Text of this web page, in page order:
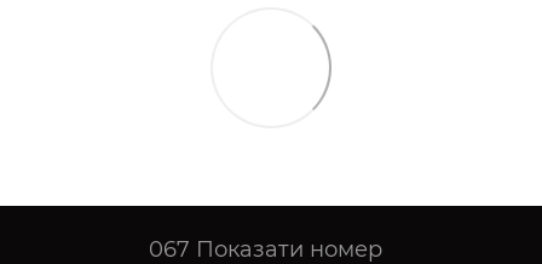
067 Показати номер